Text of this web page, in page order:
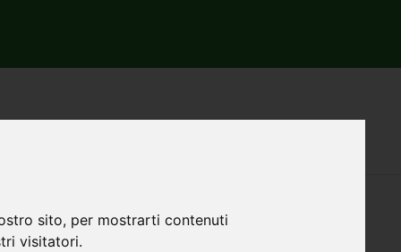
sito, per mostrarti contenuti
visitatori.
Filtri ricerca